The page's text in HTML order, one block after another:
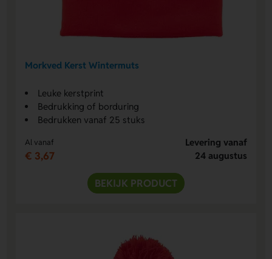
Morkved Kerst Wintermuts
Leuke kerstprint
Bedrukking of borduring
Bedrukken vanaf 25 stuks
Al vanaf
€ 3,67
Levering vanaf
24 augustus
BEKIJK PRODUCT